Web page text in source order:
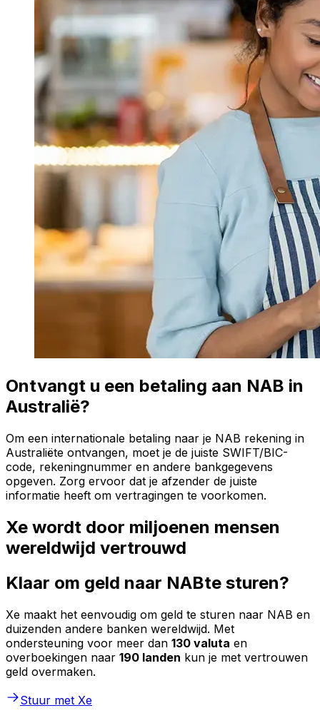
Ontvangt u een betaling aan NAB in
Australië?
Om een internationale betaling naar je NAB rekening in
Australiëte ontvangen, moet je de juiste SWIFT/BIC-
code, rekeningnummer en andere bankgegevens
opgeven. Zorg ervoor dat je afzender de juiste
informatie heeft om vertragingen te voorkomen.
Xe wordt door miljoenen mensen
wereldwijd vertrouwd
Klaar om geld naar NABte sturen?
Xe maakt het eenvoudig om geld te sturen naar NAB en
duizenden andere banken wereldwijd. Met
ondersteuning voor meer dan 130 valuta en
overboekingen naar 190 landen kun je met vertrouwen
geld overmaken.
Stuur met Xe